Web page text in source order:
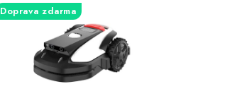
Doprava zdarma